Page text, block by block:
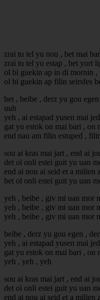
zrai tu tel yu nou , bet mai
zrai tu tel yu estap , bet yort
ol bi guekin ap in di mornin
ol bi guekin ap filin seirsfes
bet , beibe , derz yu gou
uuh
yeh , ai estapad yusen mai
gat yu estok on mai bari , on
end nau am filin estuped ,
sou ai kras mai jart , end ai
det ol onli estei guit yu uan
end ai nou ai seid et a milien
bet ol onli estei guit yu uan
yeh , beibe , giv mi uan mor
yeh , beibe , giv mi uan mor
yeh , beibe , giv mi uan mor
beibe , derz yu gou egen ,
yeh , ai estapad yusen mai
gat yu estok on mai bari , on
yeh , yeh , yeh
sou ai kras mai jart , end ai
det ol onli estei guit yu uan
end ai nou ai seid et a milien